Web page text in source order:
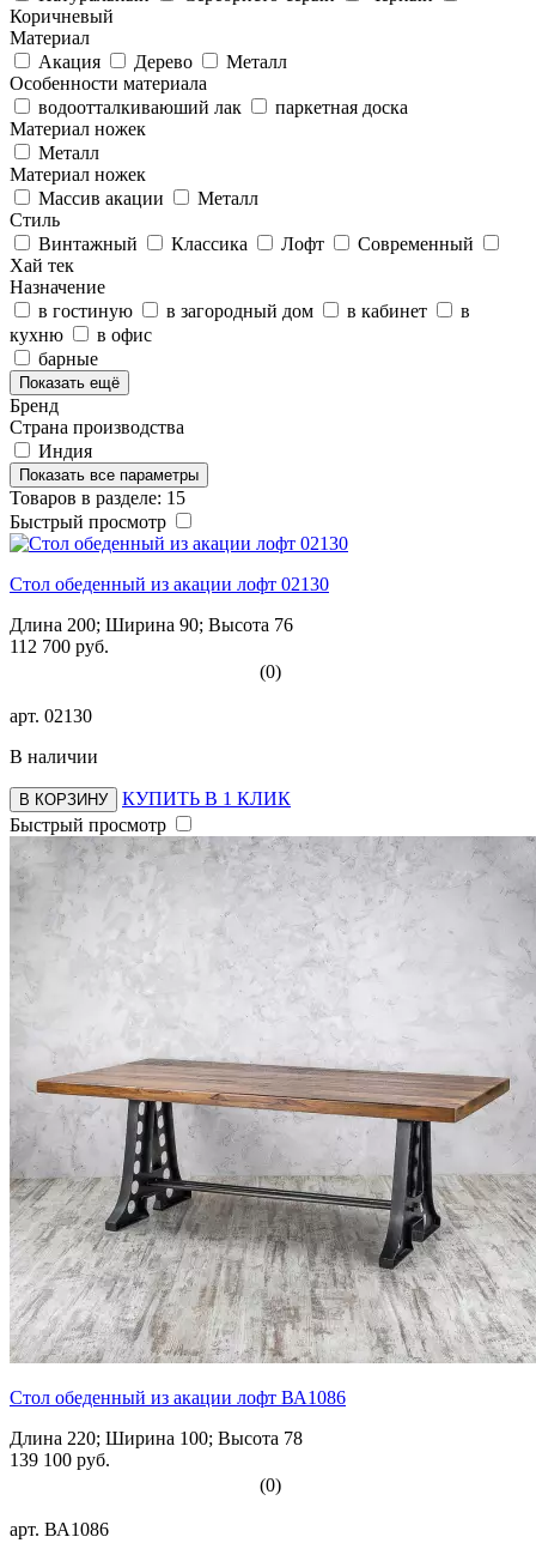
Коричневый
Материал
Акация
Дерево
Металл
Особенности материала
водоотталкиваюший лак
паркетная доска
Материал ножек
Металл
Материал ножек
Массив акации
Металл
Стиль
Винтажный
Классика Лофт
Современный
Хай тек
Назначение
в гостиную
в загородный дом в кабинет
в
кухню
в офис
барные
Показать ещё
Бренд
Страна производства
Индия
Показать все параметры
Товаров в разделе: 15
Быстрый просмотр
Стол обеденный из акации лофт 02130
Длина 200; Ширина 90; Высота 76
112 700 руб.
(0)
арт. 02130
В наличии
В КОРЗИНУ
КУПИТЬ В 1 КЛИК
Быстрый просмотр
Стол обеденный из акации лофт ВА1086
Длина 220; Ширина 100; Высота 78
139 100 руб.
(0)
арт. ВА1086